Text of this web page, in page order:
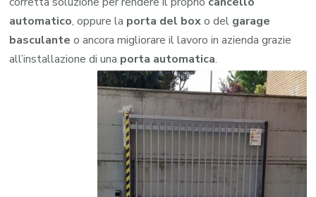
automatico, oppure la porta del boxo del garage
basculante o ancora migliorare il lavoro in azienda grazie
all’installazione di una porta automatica.